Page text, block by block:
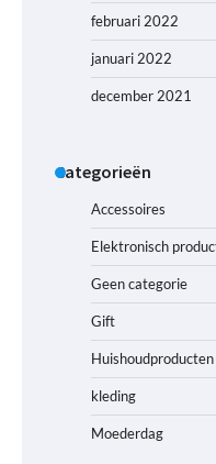
februari 2022
januari 2022
december 2021
Categorieën
Accessoires
Elektronisch
Geen categorie
Gift
Huishoudproducten
kleding
Moederdag